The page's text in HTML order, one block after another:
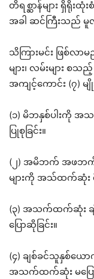
တိရစ္ဆာန်များ ရှိရိုးထုံ
အခါ ဆင်ကြီးသည် မူ
သိကြားမင်း ဖြစ်လ
များ၊ လမ်းများ
အကျင့်ကောင်း (၇)
(၁) မိဘနှစ်ပါးကို အ
ပြုစုခြင်း။
(၂) အမိဘက် အဖဘ
များကို အသ်ထက်ဆုံး ရို
(၃) အသက်ထက်ဆုံး ခ
ပြောဆိုခြင်း။
(၄) ချစ်ခင်သူနှစ်ယေ
အသက်ထက်ဆုံး မပြော